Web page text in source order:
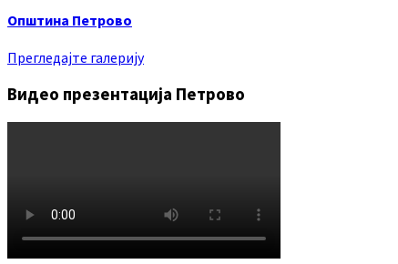
Општина Петрово
Прегледајте галерију
Видео презентација Петрово